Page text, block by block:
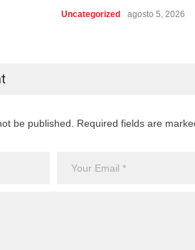
Uncategorized agosto 5, 2026
be published. Required fields are